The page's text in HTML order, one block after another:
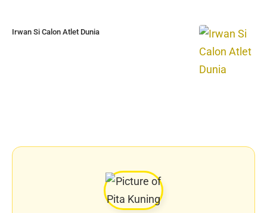
Irwan Si Calon Atlet Dunia